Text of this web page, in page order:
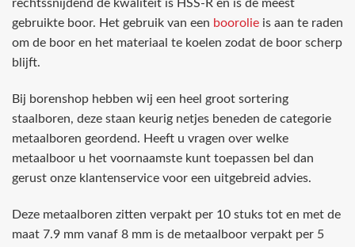
rechtssnijdend de kwaliteit is HSS-R en is de meest
gebruikte boor. Het gebruik van een boorolie is aan te raden
om de boor en het materiaal te koelen zodat de boor scherp
blijft.
Bij borenshop hebben wij een heel groot sortering
staalboren, deze staan keurig netjes beneden de categorie
metaalboren geordend. Heeft u vragen over welke
metaalboor u het voornaamste kunt toepassen bel dan
gerust onze klantenservice voor een uitgebreid advies.
Deze metaalboren zitten verpakt per 10 stuks tot en met de
maat 7.9 mm vanaf 8 mm is de metaalboor verpakt per 5